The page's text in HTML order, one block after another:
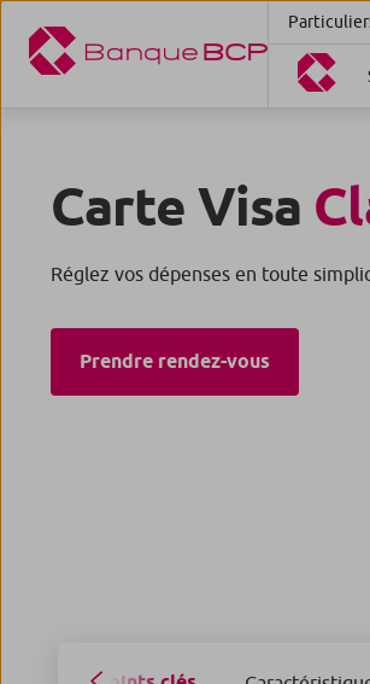
Carte Visa
Réglez vos dépenses en toute
Prendre rendez-vous